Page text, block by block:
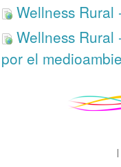
Wellness
Wellness
por el
|